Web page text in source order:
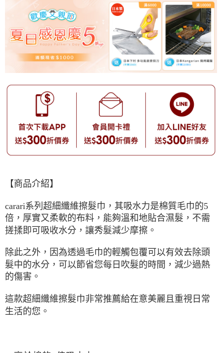
【商品介紹】
carari系列超細纖維擦髮巾，其吸水力是棉質毛巾的5
倍，厚實又柔軟的布料，能夠溫和地貼合濕髮，不需
搓揉即可吸收水分，讓秀髮減少摩擦。
除此之外，因為透過毛巾的輕觸包覆可以有效去除頭
髮中的水分，可以節省您每日吹髮的時間，減少過熱
的傷害。
這款超細纖維擦髮巾非常推薦給在意美麗且重視日常
生活的您。